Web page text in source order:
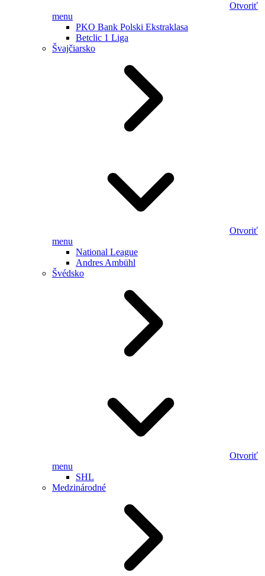
Otvoriť
menu
PKO Bank Polski Ekstraklasa
Betclic 1 Liga
Švajčiarsko
Otvoriť
menu
National League
Andres Ambühl
Švédsko
Otvoriť
menu
SHL
Medzinárodné